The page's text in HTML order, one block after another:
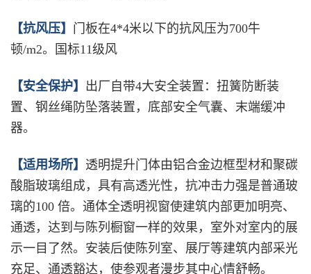
【抗风压】 门板在4*4米以下的抗风压为700牛
顿/m2。国标11级风
【安全保护】 出厂自带4大安全装置：扭簧防断装
置、钢丝绳防坠落装置，底部安全气囊、末端缓冲
器。
【适用场所】 透明提升门体由铝合金边框型材和聚碳
酸脂玻璃组成，具有高透光性，抗冲击力强是普通玻
璃的100 倍。通体全透明视窗使建筑内部更加明亮、
通透，达到与陈列橱窗一样的效果，室外对室内的展
示一目了然。安装后使陈列室、展厅等建筑内部采光
充足、通透豁达，使参观者漫步其中心情舒畅。